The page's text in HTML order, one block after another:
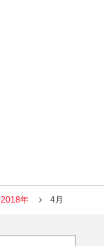
2018年 4月